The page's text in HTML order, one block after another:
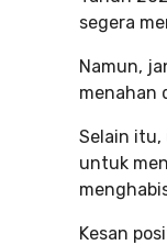
segera
Namun,
menahan
Selain itu,
untuk
Kesan